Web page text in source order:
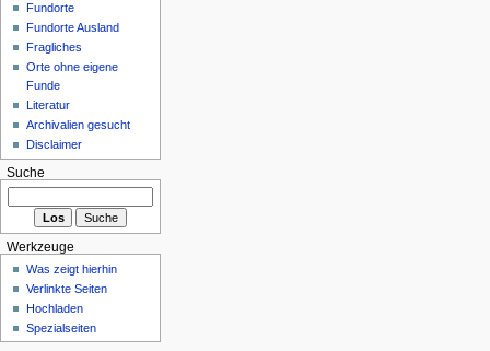
Fundorte
Fundorte Ausland
Fragliches
Orte ohne eigene
Funde
Literatur
Archivalien gesucht
Disclaimer
Suche
Werkzeuge
Was zeigt hierhin
Verlinkte Seiten
Hochladen
Spezialseiten